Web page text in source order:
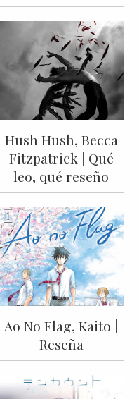
Hush Hush, Becca
Fitzpatrick | Qué
leo, qué reseño
Ao No Flag, Kaito |
Reseña